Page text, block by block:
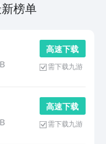
榜单
高 速 下 载
需下载九游
高 速 下 载
需下载九游